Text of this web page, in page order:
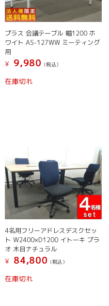
プラス 会議テーブル 幅1200 ホ
ワイト AS-127WW ミーティング
用
¥
9,980 (税込）
在庫切れ
4名用フリーアドレスデスクセッ
ト W2400×D1200 イトーキ プラ
オ 木目ナチュラル
¥
84,800 (税込）
在庫切れ